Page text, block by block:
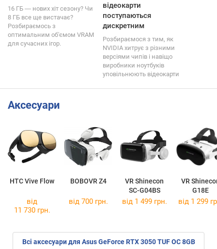
16 ГБ ― нових хіт сезону? Чи
8 ГБ все ще вистачає?
Розбираємось з
оптимальним об'ємом VRAM
для сучасних ігор.
відеокарти
поступаються
дискретним
Розбираємося з тим, як
NVIDIA хитрує з різними
версіями чипів і навіщо
виробники ноутбуків
уповільнюють відеокарти
Аксесуари
HTC Vive Flow BOBOVR Z4
VR Shinecon
SC-G04BS
VR
G18E
від
11 730 грн.
від 700 грн. від 1 499 грн. від 1 299
Всі аксесуари для Asus GeForce RTX 3050 TUF OC 8GB